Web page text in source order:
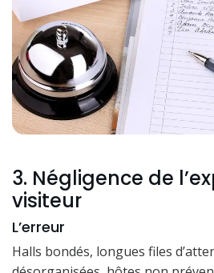
3. Négligence de
visiteur
L’erreur
Halls bondés, longues files